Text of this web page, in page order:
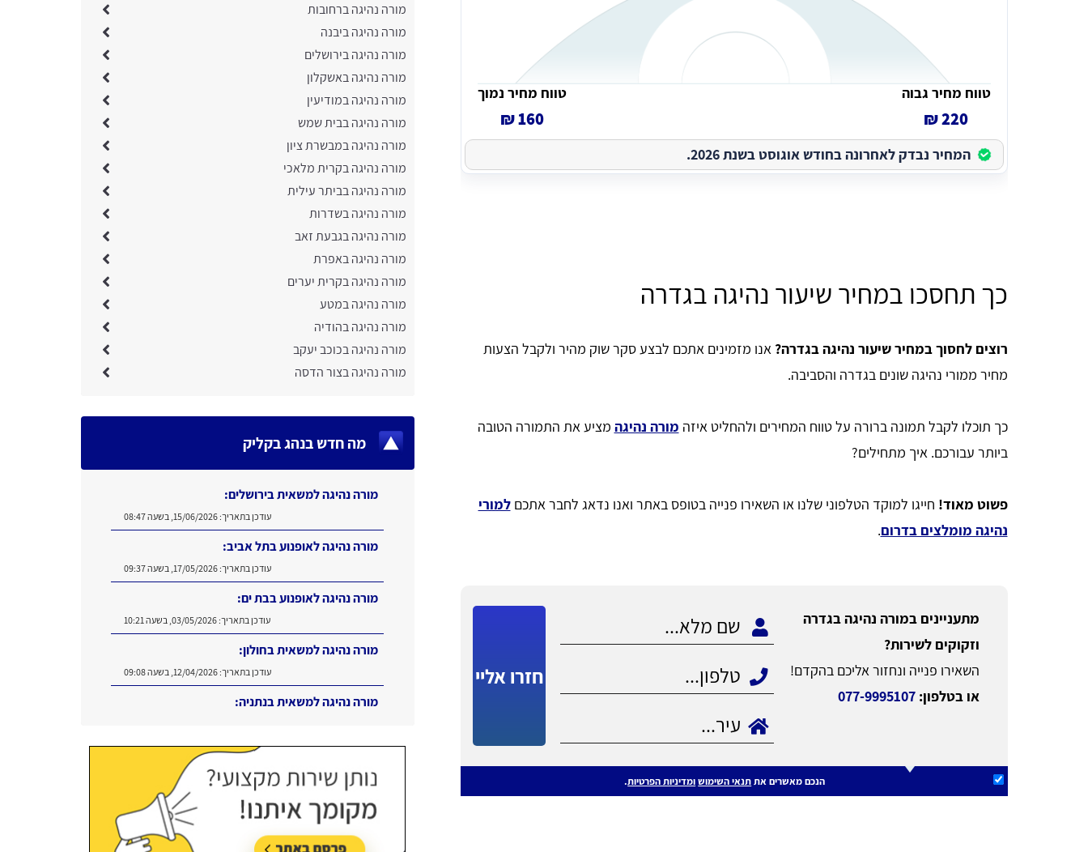
טווח מחיר גבוה
220 ₪
טווח מחיר נמוך
160 ₪
המחיר נבדק לאחרונה בחודש אוגוסט בשנת 2026.
כך תחסכו במחיר שיעור נהיגה בגדרה
רוצים לחסוך במחיר שיעור נהיגה בגדרה?אנו מזמינים אתכם לבצע סקר שוק מהיר ולקבל הצעות
מחיר ממורי נהיגה שונים בגדרה והסביבה.
כך תוכלו לקבל תמונה ברורה על טווח המחירים ולהחליט איזה מורה נהיגה מציע את התמורה הטובה
ביותר עבורכם. איך מתחילים?
פשוט מאוד! חייגו למוקד הטלפוני שלנו או השאירו פנייה בטופס באתר ואנו נדאג לחבר אתכםלמורי
נהיגה מומלצים בדרום.
מתעניינים במורה נהיגה בגדרה
וזקוקים לשירות?
השאירו פנייה ונחזור אליכם בהקדם!
או בטלפון:077-9995107
חזרו אליי
הנכם מאשרים אתתנאי השימושומדיניות הפרטיות.
מורה נהיגה ברחובות
מורה נהיגה ביבנה
מורה נהיגה בירושלים
מורה נהיגה באשקלון
מורה נהיגה במודיעין
מורה נהיגה בבית שמש
מורה נהיגה במבשרת ציון
מורה נהיגה בקרית מלאכי
מורה נהיגה בביתר עילית
מורה נהיגה בשדרות
מורה נהיגה בגבעת זאב
מורה נהיגה באפרת
מורה נהיגה בקרית יערים
מורה נהיגה במטע
מורה נהיגה בהודיה
מורה נהיגה בכוכב יעקב
מורה נהיגה בצור הדסה
מה חדש בנהג בקליק
מורה נהיגה לאופנוע בתל אביב:
עודכן בתאריך:17/05/2026, בשעה 09:37
מורה נהיגה לאופנוע בבת ים:
עודכן בתאריך:03/05/2026, בשעה 10:21
מורה נהיגה למשאית בחולון:
עודכן בתאריך: 12/04/2026, בשעה 09:08
מורה נהיגה למשאית בנתניה:
עודכן בתאריך:16/06/2026, בשעה 11:11
מורה נהיגה למשאית בירושלים: